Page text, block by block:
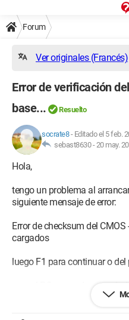
Forum
Ver originales (Francés)
Error de verificación
base...
Resuelto
socrate8- Editado el 5 feb.
sebast8630 -20 may.
Hola,
tengo un problema al
siguiente mensaje de error:
Error de checksum del
cargados
luego F1 para continuar o del
pero el PC se queda
aclaro que se trata de una